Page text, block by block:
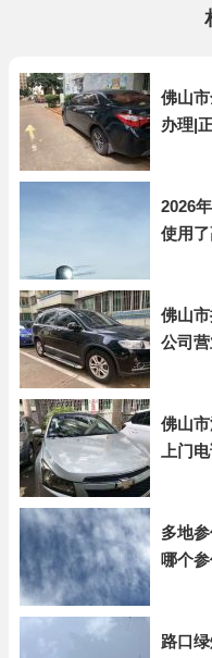
佛山
办理|
2026
使用
佛山
公司
佛山
上门
多地
哪个
路口